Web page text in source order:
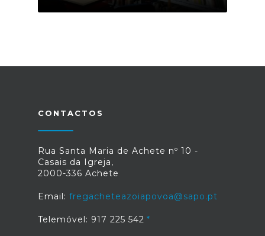
CONTACTOS
Rua Santa Maria de Achete nº 10 -
Casais da Igreja,
2000-336 Achete
Email: fregacheteazoiapovoa@sapo.pt
Telemóvel: 917 225 542